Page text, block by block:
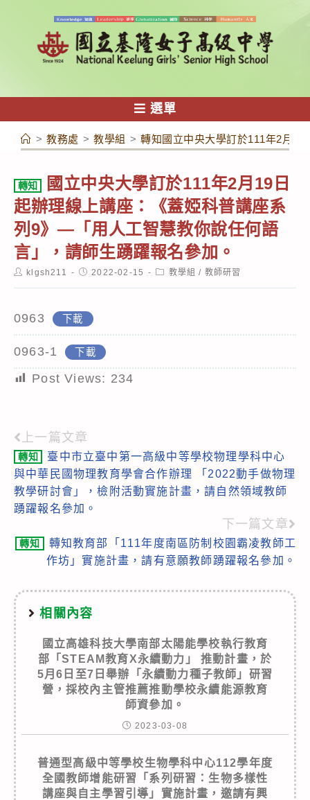
容
選單
> 教務處 > 教學組 > 轉知國立中央大學訂於111年2月
轉知
國立中央大學訂於111年2月19日
起辦理線上講座：《蓋婭科普講座系
列9》—「用人工智慧教你說任何語
言」，請師生踴躍報名參加。
Postklgsh211
Post2022-02-15
Post教學組 / 教師研習
0963 下載
0963-1 下載
Post Views: 234
Read
more
articles
上一篇文章
轉知
臺中市立臺中第一高級中等學校物理學科中心
與中華民國物理教育學會合作辦理 「2022動手做物理
教學研討會」，檢附活動實施計畫，請自然領域教師
踴躍報名參加。
下一篇文章
轉知
轉知教育部「111年度南區防制校園霸凌教師工
作坊」實施計畫，請有意願教師踴躍報名參加。
相關內容
國立高雄科技大學南部太陽能學校執行教育
部「STEAM教育X永續動力」 推動計畫，於
5月6日至7日舉辦「永續動力種子教師」研習
營，採校內主管推薦推動學校永續能源教育
師資參加。
2023-03-08
普通型高級中等學校生物學科中心112學年度
全國教師增能研習「系列研習：生物多樣性
講座與自主學習引導」實施計畫，邀請有興